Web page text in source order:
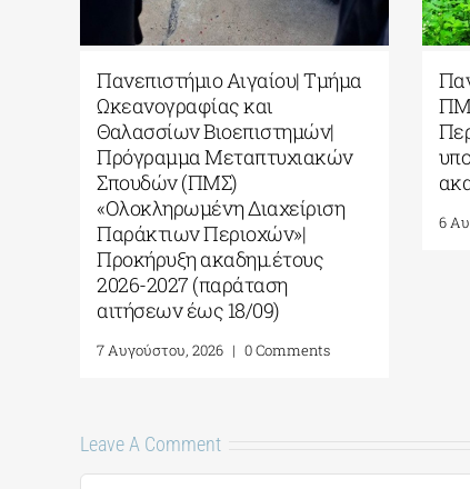
Πανεπιστήμιο Αιγαίου| Τμήμα
Ωκεανογραφίας και
Θαλασσίων Βιοεπιστημών|
Πρόγραμμα Μεταπτυχιακών
Σπουδών (ΠΜΣ)
«Ολοκληρωμένη Διαχείριση
Παράκτιων Περιοχών»|
Προκήρυξη ακαδημ.έτους
2026-2027 (παράταση
αιτήσεων έως 18/09)
7 Αυγούστου, 2026 | 0 Comments
Leave A Comment